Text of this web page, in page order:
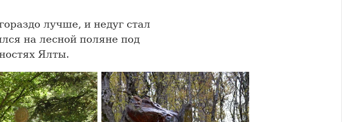
лучше, и недуг стал
на лесной поляне под
Ялты.